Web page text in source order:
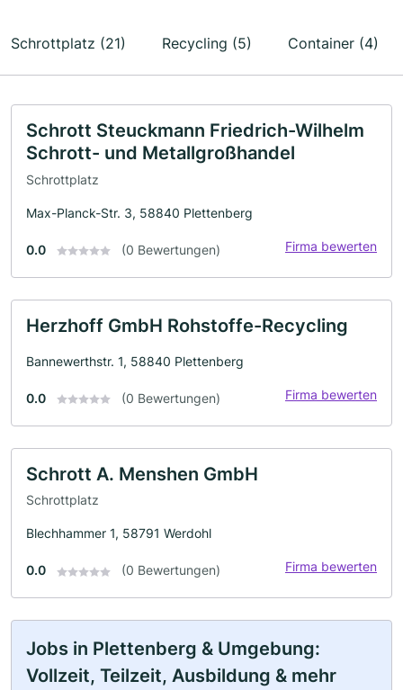
Schrottplatz (21) Recycling (5) Container (4)
Schrott Steuckmann Friedrich-Wilhelm
Schrott- und Metallgroßhandel
Schrottplatz
Max-Planck-Str. 3, 58840 Plettenberg
0.0 (0 Bewertungen) Firma bewerten
Herzhoff GmbH Rohstoffe-Recycling
Bannewerthstr. 1, 58840 Plettenberg
0.0 (0 Bewertungen) Firma bewerten
Schrott A. Menshen GmbH
Schrottplatz
Blechhammer 1, 58791 Werdohl
0.0 (0 Bewertungen) Firma bewerten
Jobs in Plettenberg & Umgebung:
Vollzeit, Teilzeit, Ausbildung & mehr